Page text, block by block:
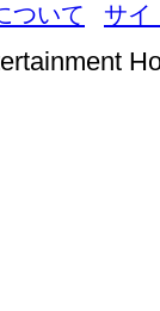
ついて
サイ